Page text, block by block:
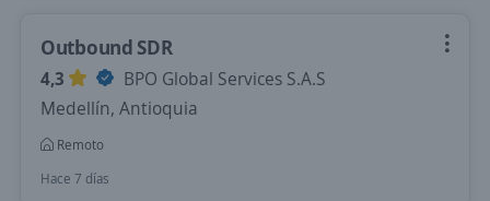
Outbound SDR
4,3
BPO Global Services S.A.S
Medellín, Antioquia
Remoto
Hace 7 días